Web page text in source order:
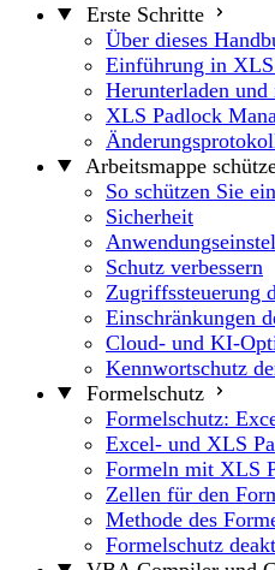
Erste Schritte
Über dieses
Einführung in
Herunterladen
XLS Padlock
Arbeitsmappe
So schützen Sie
Sicherheit
Schutz verbessern
Zugriffssteuerung
Einschränkungen
Cloud- und KI-
Kennwortschutz
Formelschutz
Formelschutz:
Excel- und XLS
Formeln mit XLS
Zellen für den
Methode des
Formelschutz